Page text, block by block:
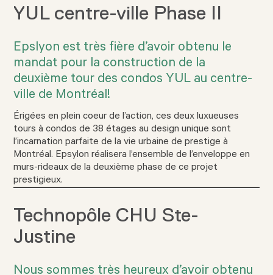
YUL centre-ville Phase II
Epslyon est très fière d’avoir obtenu le
mandat pour la construction de la
deuxième tour des condos YUL au centre-
ville de Montréal!
Érigées en plein coeur de l’action, ces deux luxueuses
tours à condos de 38 étages au design unique sont
l’incarnation parfaite de la vie urbaine de prestige à
Montréal. Epsylon réalisera l’ensemble de l’enveloppe en
murs-rideaux de la deuxième phase de ce projet
prestigieux.
Technopôle CHU Ste-
Justine
Nous sommes très heureux d’avoir obtenu